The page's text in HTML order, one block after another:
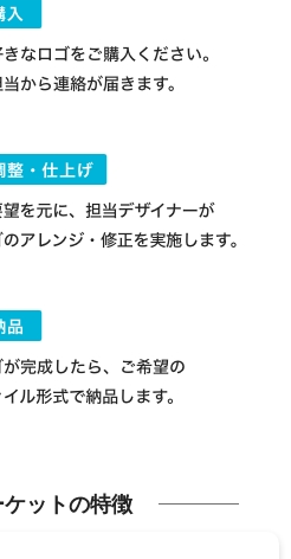
ットの特徴